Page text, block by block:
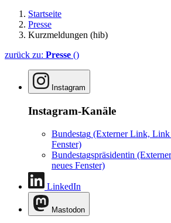
Startseite
Presse
Kurzmeldungen (hib)
zurück zu: Presse ()
Instagram
Instagram-Kanäle
Bundestag (Externer Link, Link
Fenster)
Bundestagspräsidentin
neues Fenster)
LinkedIn
Mastodon